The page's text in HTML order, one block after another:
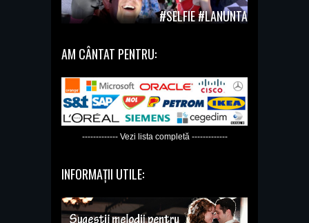
#SELFIE #LANUNTA
AM CÂNTAT PENTRU:
------------- Vezi lista completă -------------
INFORMAȚII UTILE: